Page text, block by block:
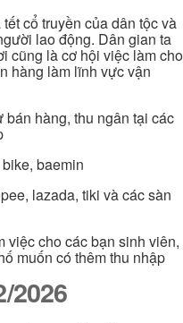
cổ truyền của dân tộc và
lao động. Dân gian ta
cũng là cơ hội việc làm cho
hàng làm lĩnh vực vận
hàng, thu ngân tại các
baemin
lazada, tiki và các sàn
việc cho các bạn sinh viên,
muốn có thêm thu nhập
2026